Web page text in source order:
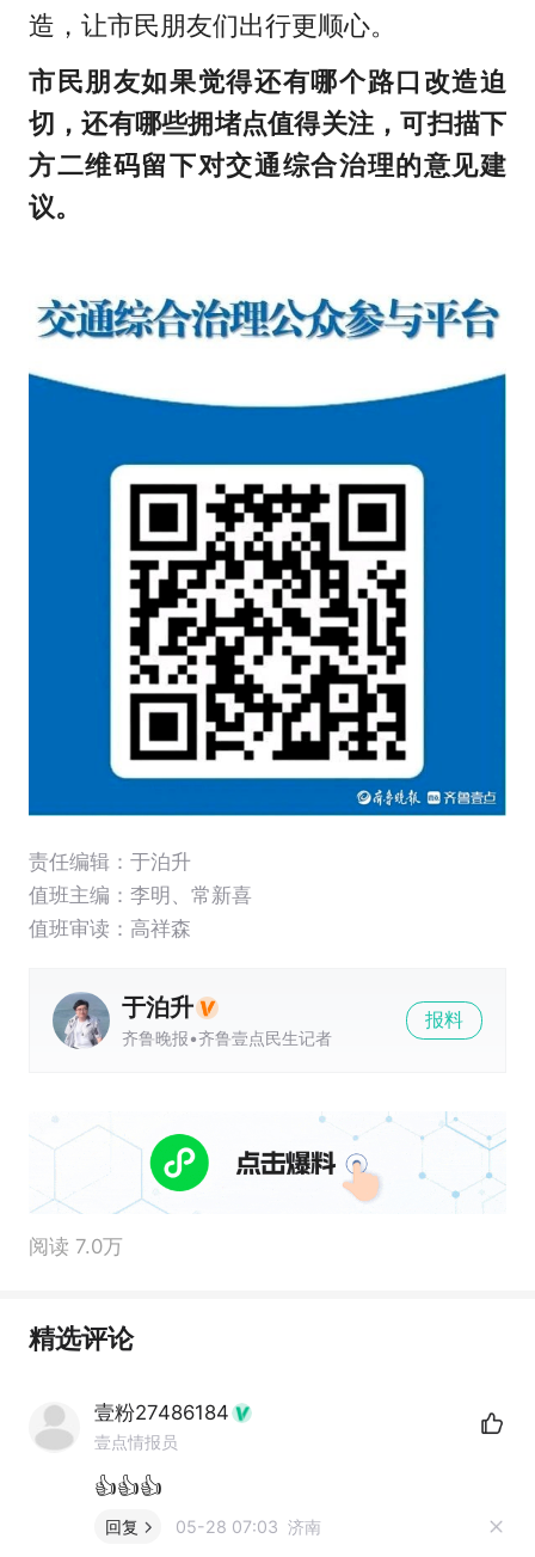
造，让市民朋友们出行更顺心。
市民朋友如果觉得还有哪个路口改造迫
切，还有哪些拥堵点值得关注，可扫描下
方二维码留下对交通综合治理的意见建
议。
责任编辑：于泊升
值班主编： 李明
常新喜
值班审读：高祥森
于泊升
齐鲁晚报•齐鲁壹点民生记者
报料
阅读 7.0万
精选评论
壹粉27486184
壹点情报员
👍👍👍
回复 05-28 07:03 济南